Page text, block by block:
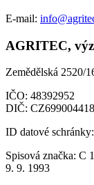
E-mail:
AGRITEC,
Zemědělská 2520/
IČO: 48392952
DIČ: CZ699004418
ID datové schránky:
Spisová značka: C
9. 9. 1993